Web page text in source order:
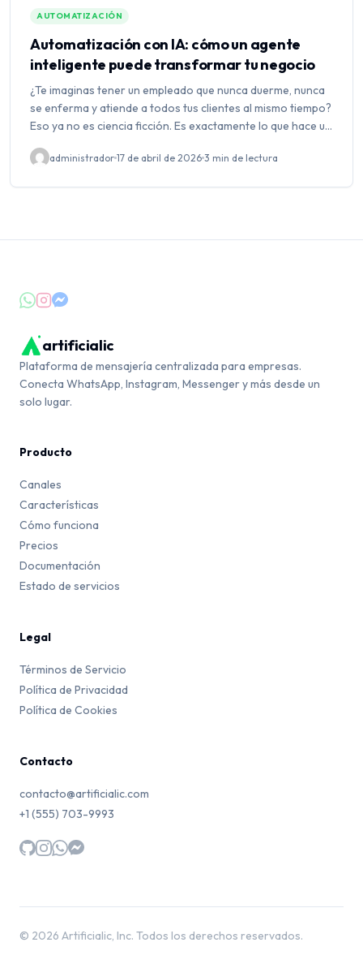
AUTOMATIZACIÓN
Automatización con IA: cómo un agente
inteligente puede transformar tu negocio
¿Te imaginas tener un empleado que nunca duerme, nunca
se enferma y atiende a todos tus clientes al mismo tiempo?
Eso ya no es ciencia ficción. Es exactamente lo que hace un
administrador 17 de abril de 2026 3 min de lectura
artificialic
Plataforma de mensajería centralizada para empresas.
Conecta WhatsApp, Instagram, Messenger y más desde un
solo lugar.
Producto
Canales
Características
Cómo funciona
Precios
Documentación
Estado de servicios
Legal
Términos de Servicio
Política de Privacidad
Política de Cookies
Contacto
contacto@artificialic.com
+1 (555) 703-9993
© 2026 Artificialic, Inc. Todos los derechos reservados.